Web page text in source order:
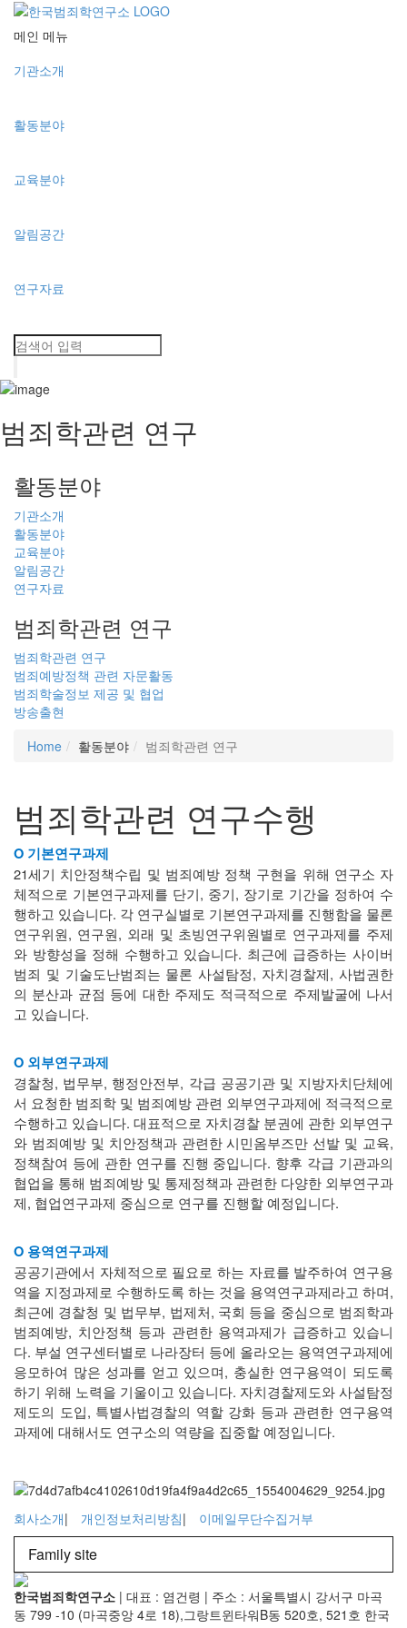
메인 메뉴
기관소개
활동분야
교육분야
알림공간
연구자료
Toggle
navigation
범죄학관련 연구
활동분야
기관소개
활동분야
교육분야
알림공간
연구자료
범죄학관련 연구
범죄학관련 연구
범죄예방정책 관련 자문활동
범죄학술정보 제공 및 협업
방송출현
Home
활동분야 범죄학관련 연구
범죄학관련 연구수행
O 기본연구과제
21세기 치안정책수립 및 범죄예방 정책 구현을 위해 연구소 자
체적으로 기본연구과제를 단기, 중기, 장기로 기간을 정하여 수
행하고 있습니다. 각 연구실별로 기본연구과제를 진행함을 물론
연구위원, 연구원, 외래 및 초빙연구위원별로 연구과제를 주제
와 방향성을 정해 수행하고 있습니다. 최근에 급증하는 사이버
범죄 및 기술도난범죄는 물론 사설탐정, 자치경찰제, 사법권한
의 분산과 균점 등에 대한 주제도 적극적으로 주제발굴에 나서
고 있습니다.
O 외부연구과제
경찰청, 법무부, 행정안전부, 각급 공공기관 및 지방자치단체에
서 요청한 범죄학 및 범죄예방 관련 외부연구과제에 적극적으로
수행하고 있습니다. 대표적으로 자치경찰 분권에 관한 외부연구
와 범죄예방 및 치안정책과 관련한 시민옴부즈만 선발 및 교육,
정책참여 등에 관한 연구를 진행 중입니다. 향후 각급 기관과의
협업을 통해 범죄예방 및 통제정책과 관련한 다양한 외부연구과
제, 협업연구과제 중심으로 연구를 진행할 예정입니다.
O 용역연구과제
공공기관에서 자체적으로 필요로 하는 자료를 발주하여 연구용
역을 지정과제로 수행하도록 하는 것을 용역연구과제라고 하며,
최근에 경찰청 및 법무부, 법제처, 국회 등을 중심으로 범죄학과
범죄예방, 치안정책 등과 관련한 용역과제가 급증하고 있습니
다. 부설 연구센터별로 나라장터 등에 올라오는 용역연구과제에
응모하여 많은 성과를 얻고 있으며, 충실한 연구용역이 되도록
하기 위해 노력을 기울이고 있습니다. 자치경찰제도와 사설탐정
제도의 도입, 특별사법경찰의 역할 강화 등과 관련한 연구용역
과제에 대해서도 연구소의 역량을 집중할 예정입니다.
회사소개| 개인정보처리방침| 이메일무단수집거부
Family site
한국범죄학연구소 | 대표 : 염건령 | 주소 : 서울특별시 강서구 마곡
동 799 -10 (마곡중앙 4로 18),그랑트윈타워B동 520호, 521호 한국